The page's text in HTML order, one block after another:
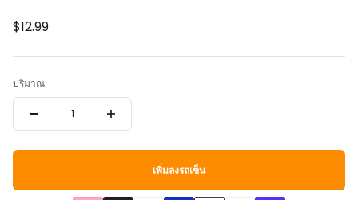
ราคาขาย
$12.99
ปริมาณ:
เพิ่มลงรถเข็น